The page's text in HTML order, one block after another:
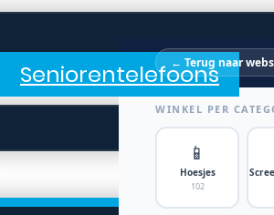
Seniorentelefoons
← Terug naar
WINKEL PER
📱
Hoesjes
102